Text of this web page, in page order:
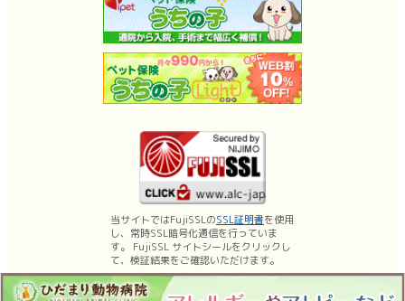
当サイトではFujiSSLのSSL証明書を使用
し、常時SSL暗号化通信を行っていま
す。 FujiSSL サイトシールをクリックし
て、検証結果をご確認いただけます。